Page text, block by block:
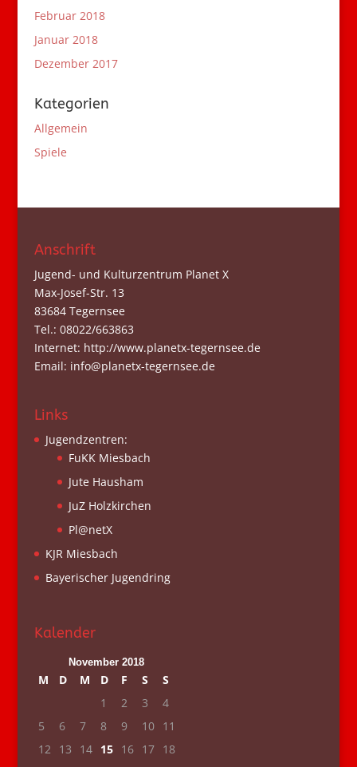
Februar 2018
Januar 2018
Dezember 2017
Kategorien
Allgemein
Spiele
Anschrift
Jugend- und Kulturzentrum Planet X
Max-Josef-Str. 13
83684 Tegernsee
Tel.: 08022/663863
Internet: http://www.planetx-tegernsee.de
Email: info@planetx-tegernsee.de
Links
Jugendzentren:
FuKK Miesbach
Jute Hausham
JuZ Holzkirchen
Pl@netX
KJR Miesbach
Bayerischer Jugendring
Kalender
November 2018
M D M D F S
S
1
2 3
4
5
6 7 8 9 10
11
12
13 14 15 16 17
18